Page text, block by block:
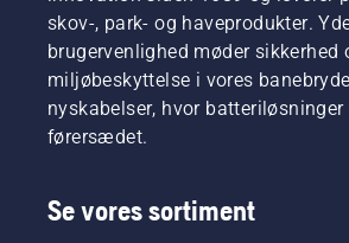
skov-, park- og haveprodukter.
brugervenlighed møder sikkerhed
miljøbeskyttelse i vores
nyskabelser, hvor
førersædet.
Se vores sortiment